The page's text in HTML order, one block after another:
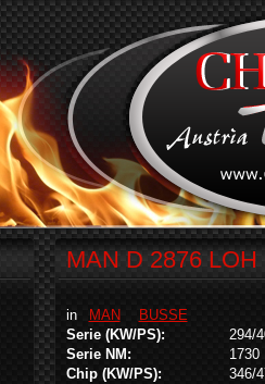
MAN D 2876 LOH
in MAN
BUSSE
Serie (KW/PS):
294/
Serie NM:
1730
Chip (KW/PS):
346/